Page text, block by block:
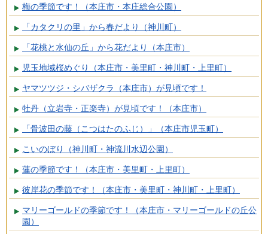
梅の季節です！（本庄市・本庄総合公園）
「カタクリの里」から春だより（神川町）
「花桃と水仙の丘」から花だより（本庄市）
児玉地域桜めぐり（本庄市・美里町・神川町・上里町）
ヤマツツジ・シバザクラ（本庄市）が見頃です！
牡丹（立岩寺・正楽寺）が見頃です！（本庄市）
「骨波田の藤（こつはたのふじ）」（本庄市児玉町）
こいのぼり（神川町・神流川水辺公園）
蓮の季節です！（本庄市・美里町・上里町）
彼岸花の季節です！（本庄市・美里町・神川町・上里町）
マリーゴールドの季節です！（本庄市・マリーゴールドの丘公
園）